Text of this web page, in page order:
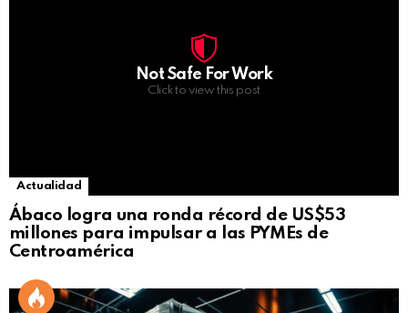
Not Safe For Work
Click to view this post
Actualidad
Ábaco logra una ronda récord de US$53
millones para impulsar a las PYMEs de
Centroamérica